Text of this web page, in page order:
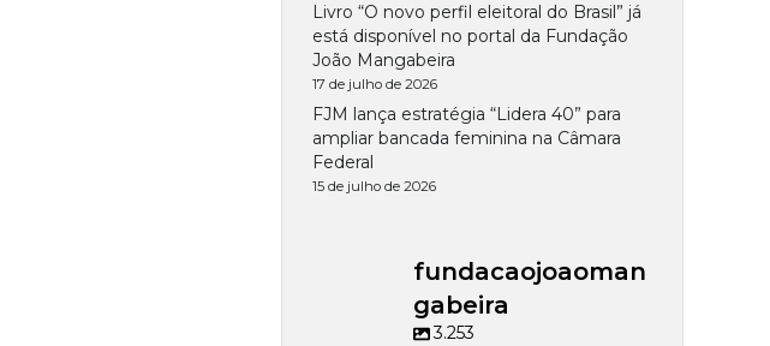
Livro “O novo perfil eleitoral do Brasil” já
está disponível no portal da Fundação
João Mangabeira
17 de julho de 2026
FJM lança estratégia “Lidera 40” para
ampliar bancada feminina na Câmara
Federal
15 de julho de 2026
fundacaojoaoman
gabeira
3.253